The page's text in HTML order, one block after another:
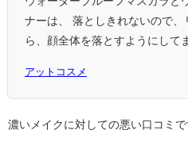
ナーは、 落としきれないので
ら、顔全体を落とすようにして
アットコスメ
濃いメイクに対しての悪い口コミで